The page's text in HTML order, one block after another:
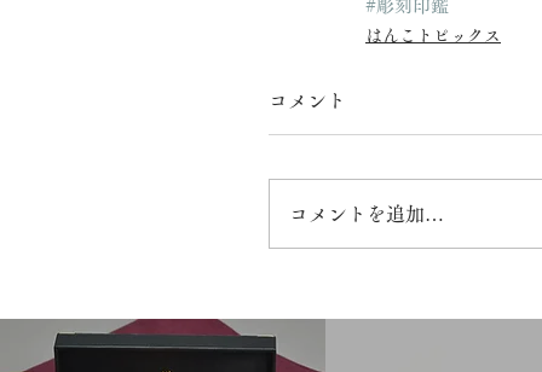
#彫刻印鑑
はんこトピックス
コメント
コメントを追加…